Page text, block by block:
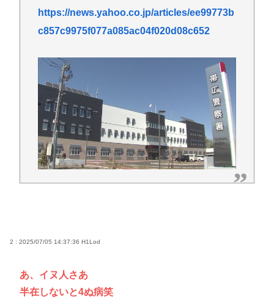
Powered by livedoor 相互RSS
https://news.yahoo.co.jp/articles/ee99773b
c857c9975f077a085ac04f020d08c652
2 : 2025/07/05 14:37:36 H1Lod
あ、イヌ人さあ
半在しないと4ぬ病笑